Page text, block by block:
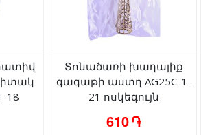
18
Տոնածառի խաղալիք
գագաթի աստղ AG25C-1-
21 ոսկեգույն
610 ֏